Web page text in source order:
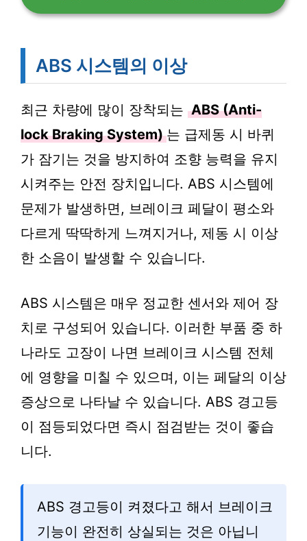
ABS 시스템의 이상
최근 차량에 많이 장착되는 ABS (Anti-
lock Braking System) 는 급제동 시 바퀴
가 잠기는 것을 방지하여 조향 능력을 유지
시켜주는 안전 장치입니다. ABS 시스템에
문제가 발생하면, 브레이크 페달이 평소와
다르게 딱딱하게 느껴지거나, 제동 시 이상
한 소음이 발생할 수 있습니다.
ABS 시스템은 매우 정교한 센서와 제어 장
치로 구성되어 있습니다. 이러한 부품 중 하
나라도 고장이 나면 브레이크 시스템 전체
에 영향을 미칠 수 있으며, 이는 페달의 이상
증상으로 나타날 수 있습니다. ABS 경고등
이 점등되었다면 즉시 점검받는 것이 좋습
니다.
ABS 경고등이 켜졌다고 해서 브레이크
기능이 완전히 상실되는 것은 아닙니